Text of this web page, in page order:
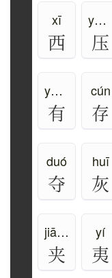
xī
西
yā、yà
压
yǒu、yòu
有
cún
存
duó
夺
huī
灰
jiā、jiá、gā
夹
yí
夷